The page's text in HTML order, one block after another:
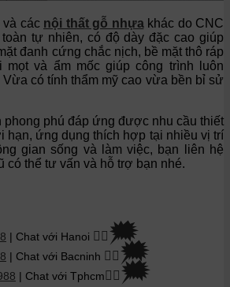
và các nội thất gỗ nhựakhác do CNC
tự nhiên, có độ dày đặc cao giúp
đanh cứng chắc nịch, bề mặt thô ráp
mọt và ẩm mốc giúp công trình luôn
có tính thẩm mỹ cao vừa bền bỉ sử
phong phú đáp ứng được nhu cầu thiết
hạn, ứng dụng thích hợp tại nhiều vị trí
gian sống và làm việc, bạn liên hệ
có thể tư vấn và hỗ trợ bạn nhé.
| Chat với Hanoi 👉🏽 🗯
| Chat với Bacninh 👉🏽 🗯
| Chat với Tphcm👉🏽 🗯